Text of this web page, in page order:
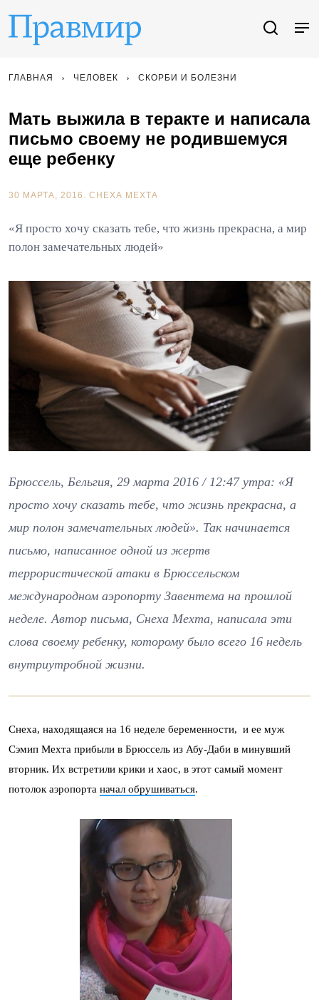
ГЛАВНАЯ ЧЕЛОВЕК СКОРБИ И БОЛЕЗНИ
Мать выжила в теракте и написала
письмо своему не родившемуся
еще ребенку
30 МАРТА, 2016. СНЕХА МЕХТА
«Я просто хочу сказать тебе, что жизнь прекрасна, а мир
полон замечательных людей»
Брюссель, Бельгия, 29 марта 2016 / 12:47 утра: «Я
просто хочу сказать тебе, что жизнь прекрасна, а
мир полон замечательных людей». Так начинается
письмо, написанное одной из жертв
террористической атаки в Брюссельском
международном аэропорту Завентема на прошлой
неделе. Автор письма, Снеха Мехта, написала эти
слова своему ребенку, которому было всего 16 недель
внутриутробной жизни.
Снеха, находящаяся на 16 неделе беременности, и ее муж
Сэмип Мехта прибыли в Брюссель из Абу-Даби в минувший
вторник. Их встретили крики и хаос, в этот самый момент
потолок аэропорта начал обрушиваться.